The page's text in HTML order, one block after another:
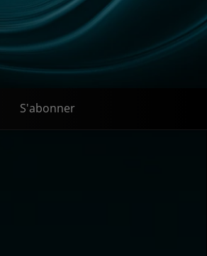
S'abonner